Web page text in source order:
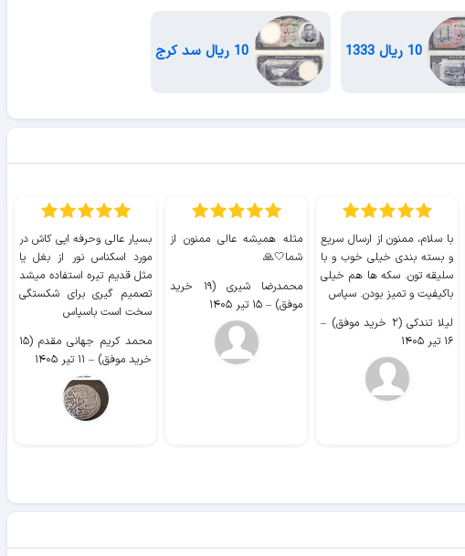
10 ریال 1333 10 ریال سد کرج
با سلام، ممنون از ارسال سریع
و بسته بندی خیلی خوب و با
سلیقه تون. سکه ها هم خیلی
باکیفیت و تمیز بودن. سپاس
لیلا تندکی (۲ خرید موفق)
–
۱۶ تیر ۱۴۰۵
مثله همیشه عالی ممنون از
شما🤍🙏
محمدرضا شیری (۱۹ خرید
موفق) – ۱۵ تیر ۱۴۰۵
بسیار عالی وحرفه ایی کاش در
مورد اسکناس نور از بغل یا
مثل قدیم تیره استفاده میشد
تصمیم گیری برای شکستگی
سخت است باسپاس
محمد کریم جهانی مقدم (۱۵
خرید موفق) – ۱۱ تیر ۱۴۰۵